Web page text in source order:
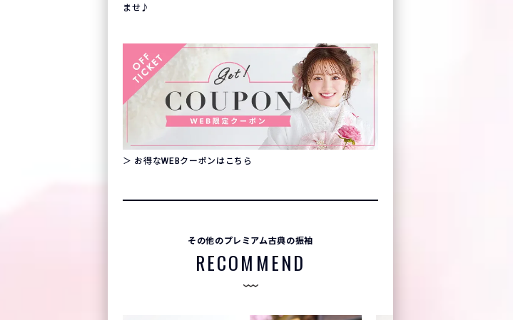
ませ♪
＞ お得なWEBクーポンはこちら
その他のプレミアム古典の振袖
RECOMMEND